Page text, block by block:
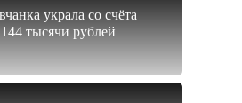
украла со счёта
тысячи рублей